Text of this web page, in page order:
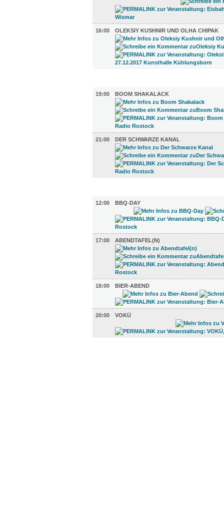
16:00 OLEKSIY KUSHNIR UND OLHA CHIPAK
19:00
BOOM SHAKALACK
21:00 DER SCHWARZE KANAL
12:00
BBQ-DAY
17:00 ABENDTAFEL(N)
18:00 BIER-ABEND
20:00 VOKÜ